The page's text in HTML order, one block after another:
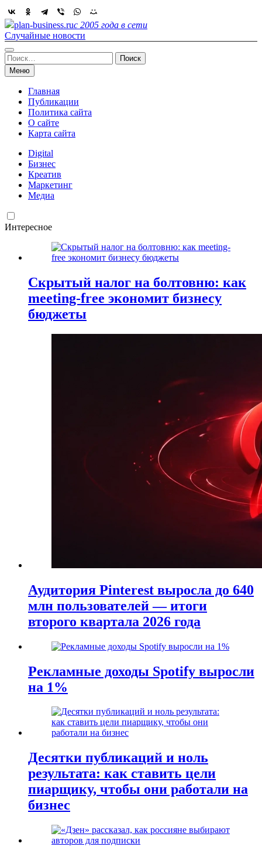
Skip
to
content
plan-business.ruс 2005 года в сети
Случайные новости
Найти:
Меню
Главная
Публикации
Политика сайта
О сайте
Карта сайта
Digital
Бизнес
Креатив
Маркетинг
Медиа
Интересное
Скрытый налог на болтовню: как
meeting-free экономит бизнесу
бюджеты
Аудитория Pinterest выросла до 640
млн пользователей — итоги
второго квартала 2026 года
Рекламные доходы Spotify выросли
на 1%
Десятки публикаций и ноль
результата: как ставить цели
пиарщику, чтобы они работали на
бизнес